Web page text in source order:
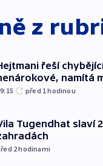
z
řeší
namítá
před 1hodinou
Tugendhat slaví
2hodinami